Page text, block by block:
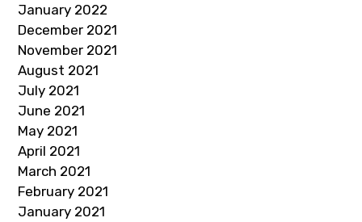
January 2022
December 2021
November 2021
August 2021
July 2021
June 2021
May 2021
April 2021
March 2021
February 2021
January 2021